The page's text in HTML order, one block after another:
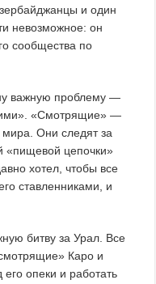
и один
невозможное: он
сообщества по
важную проблему —
«Смотрящие» —
Они следят за
«пищевой цепочки»
хотел, чтобы все
ставленниками, и
битву за Урал. Все
Каро и
опеки и работать